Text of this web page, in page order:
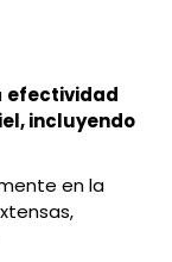
efectividad
incluyendo
en la